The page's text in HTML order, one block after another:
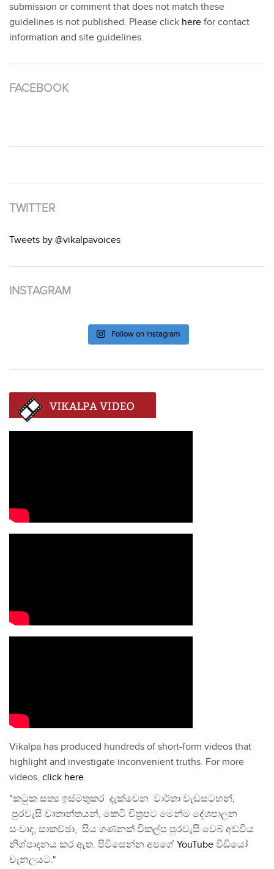
submission or comment that does not match these
guidelines is not published. Please click here for contact
information and site guidelines.
FACEBOOK
TWITTER
Tweets by @vikalpavoices
INSTAGRAM
Follow on Instagram
Vikalpa has produced hundreds of short-form videos that
highlight and investigate inconvenient truths. For more
videos, click here.
"කටුක සත්‍ය ඉස්මතුකර දැක්වෙන වාර්තා වැඩසටහන්,
පුරවැසි වෘතාන්තයන්, කෙටි චිත්‍රපට මෙන්ම දේශපාලන
සංවාද, සාකච්ඡා, සිය ගණනක් විකල්ප පුරවැසි වෙබ් අඩවිය
නිශ්පාදනය කර ඇත. පිවිසෙන්න අපගේ YouTube වීඩියෝ
චැනලයට."